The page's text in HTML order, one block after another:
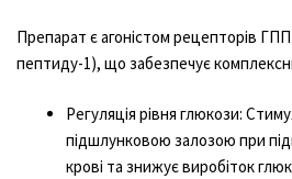
Препарат є агоністом рецепторів
пептиду-1), що забезпечує
Регуляція рівня глюкози:
підшлунковою залозою при
крові та знижує виробіток